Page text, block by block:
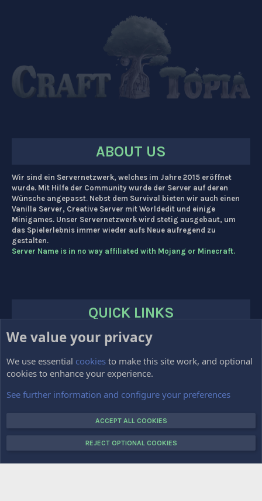
ABOUT US
Wir sind ein Servernetzwerk, welches im Jahre 2015 eröffnet
wurde. Mit Hilfe der Community wurde der Server auf deren
Wünsche angepasst. Nebst dem Survival bieten wir auch einen
Vanilla Server, Creative Server mit Worldedit und einige
Minigames. Unser Servernetzwerk wird stetig ausgebaut, um
das Spielerlebnis immer wieder aufs Neue aufregend zu
gestalten.
Server Name is in no way affiliated with Mojang or Minecraft.
QUICK LINKS
HOME
FORUMS
Impressum
Kontakt
COPYRIGHT © 2015-2025 CRAFTTOPIA.DE. ALL RIGHTS RESERVED.
We value your privacy
We use essential cookies to make this site work, and optional
cookies to enhance your experience.
See further information and configure your preferences
ACCEPT ALL COOKIES
REJECT OPTIONAL COOKIES